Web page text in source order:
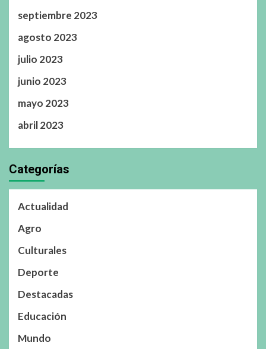
septiembre 2023
agosto 2023
julio 2023
junio 2023
mayo 2023
abril 2023
Categorías
Actualidad
Agro
Culturales
Deporte
Destacadas
Educación
Mundo